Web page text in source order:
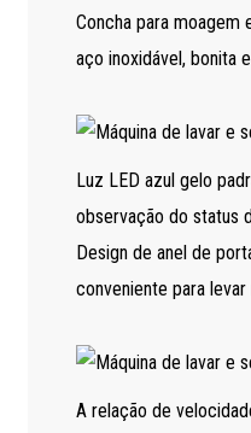
Concha para
aço inoxidável, bonita
Luz LED azul gelo
observação do status
Design de anel de
conveniente para levar
A relação de